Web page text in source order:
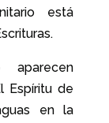
está
aparecen
Espíritu de
en la